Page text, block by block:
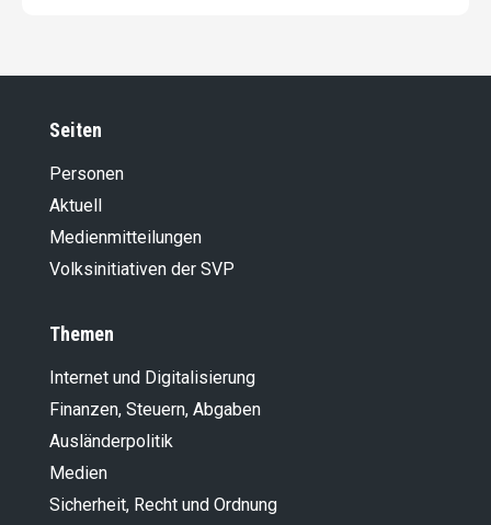
Seiten
Personen
Aktuell
Medienmitteilungen
Volksinitiativen der SVP
Themen
Internet und Digitalisierung
Finanzen, Steuern, Abgaben
Ausländer­politik
Medien
Sicherheit, Recht und Ordnung